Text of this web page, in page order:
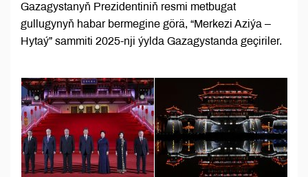
Gazagystanyň Prezidentiniň resmi metbugat
gullugynyň habar bermegine görä, “Merkezi Aziýa –
Hytaý” sammiti 2025-nji ýylda Gazagystanda geçiriler.